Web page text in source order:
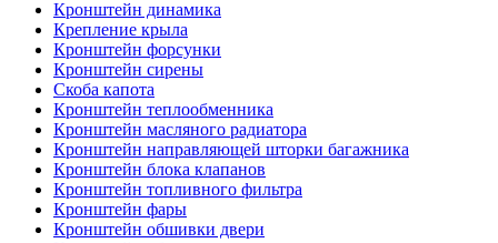
Кронштейн динамика
Крепление крыла
Кронштейн форсунки
Кронштейн сирены
Скоба капота
Кронштейн теплообменника
Кронштейн масляного радиатора
Кронштейн направляющей шторки багажника
Кронштейн блока клапанов
Кронштейн топливного фильтра
Кронштейн фары
Кронштейн обшивки двери